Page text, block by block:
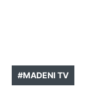
#MADENI TV